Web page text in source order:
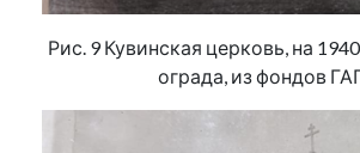
Рис. 9 Кувинская церковь, на
ограда, из фондов